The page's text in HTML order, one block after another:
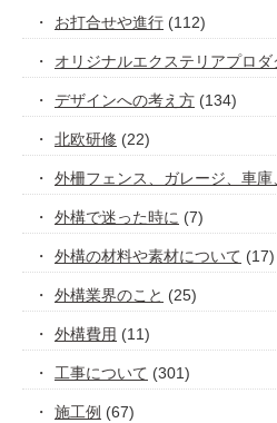
お打合せや進行 (112)
オリジナルエクステリアプロダ
デザインへの考え方 (134)
北欧研修 (22)
外柵フェンス、ガレージ、車庫
外構で迷った時に (7)
外構の材料や素材について (17)
外構業界のこと (25)
外構費用 (11)
工事について (301)
施工例 (67)